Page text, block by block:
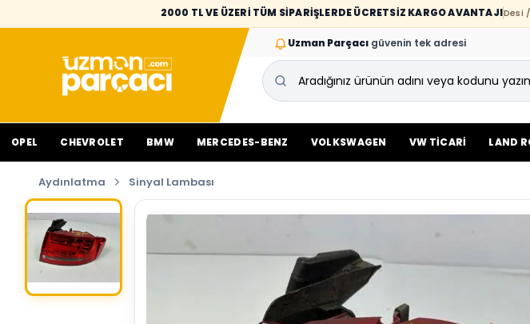
2000 TL VE ÜZERİ TÜM SİPARİŞLERDE ÜCRETSİZ KARGO AVANTAJIDesi
Uzman Parçacı güvenin tek adresi
OPEL CHEVROLET BMW MERCEDES-BENZ VOLKSWAGEN VW TİCARİ LAND
Aydınlatma Sinyal Lambası